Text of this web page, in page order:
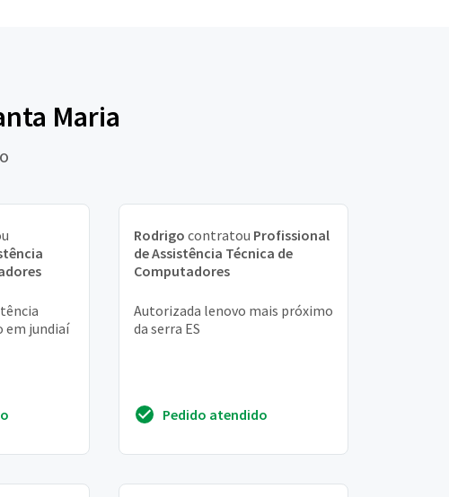
Maria
em jundiaí
Rodrigo contratou Profissional
de Assistência Técnica de
Computadores
Autorizada lenovo mais próximo
da serra ES
Pedido atendido